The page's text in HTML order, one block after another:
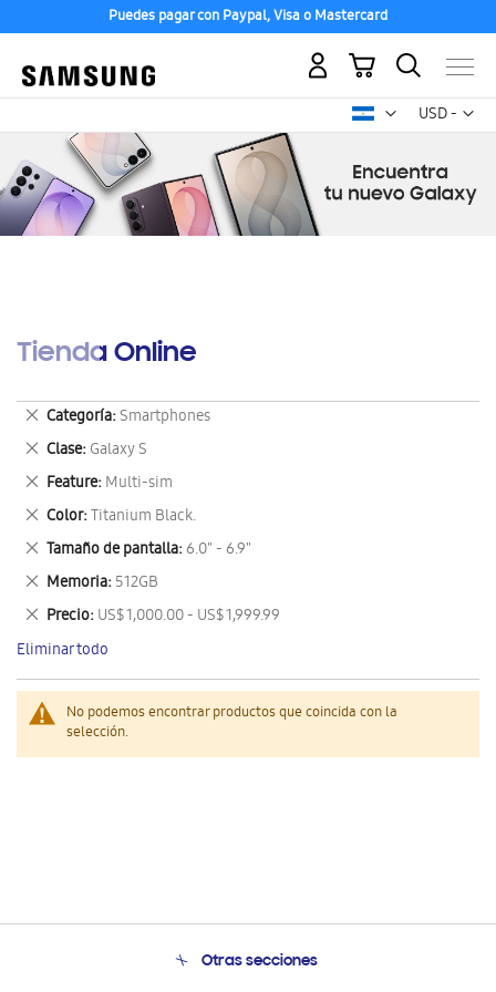
Puedes pagar con Paypal, Visa o Mastercard
USD -
dólar
Mi carrito
Tienda Online
No podemos encontrar productos que coincida con la
selección.
Categoría Smartphones
Eliminar
este
artículo
Clase Galaxy S
Eliminar
este
artículo
Feature Multi-sim
Eliminar
este
artículo
Color Titanium Black.
Eliminar
este
artículo
Tamaño de pantalla 6.0" - 6.9"
Eliminar
este
artículo
Memoria 512GB
Eliminar
este
artículo
Precio US$ 1,000.00 - US$ 1,999.99
Eliminar
este
artículo
Eliminar todo
Otras secciones